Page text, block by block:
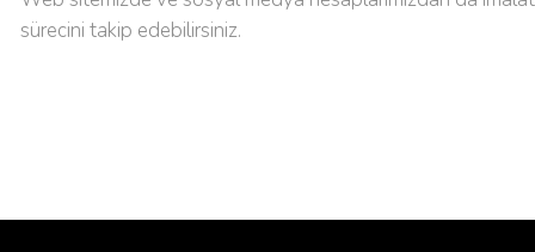
sürecini takip edebilirsiniz.